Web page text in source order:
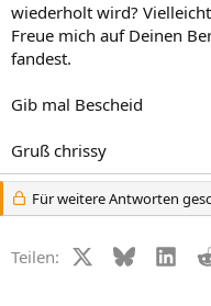
wiederholt wird? Vielleicht
Freue mich auf Deinen
fandest.
Gib mal Bescheid
Gruß chrissy
Für weitere Antworten
Teilen: X (Twitter)
Bluesky